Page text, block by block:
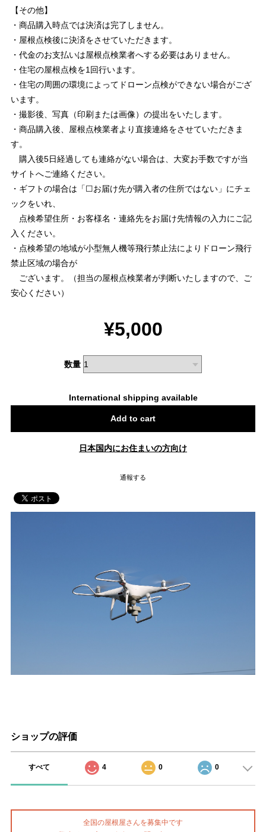
【その他】
・商品購入時点では決済は完了しません。
・屋根点検後に決済をさせていただきます。
・代金のお支払いは屋根点検業者へする必要はありません。
・住宅の屋根点検を1回行います。
・住宅の周囲の環境によってドローン点検ができない場合がござ
います。
・撮影後、写真（印刷または画像）の提出をいたします。
・商品購入後、屋根点検業者より直接連絡をさせていただきま
す。
購入後5日経過しても連絡がない場合は、大変お手数ですが当
サイトへご連絡ください。
・ギフトの場合は「☐お届け先が購入者の住所ではない」にチェ
ックをいれ、
点検希望住所・お客様名・連絡先をお届け先情報の入力にご記
入ください。
・点検希望の地域が小型無人機等飛行禁止法によりドローン飛行
禁止区域の場合が
ございます。（担当の屋根点検業者が判断いたしますので、ご
安心ください）
¥5,000
数量
International shipping available
Add to cart
日本国内にお住まいの方向け
通報する
ショップの評価
すべて 4 0 0
全国の屋根屋さんを募集中です